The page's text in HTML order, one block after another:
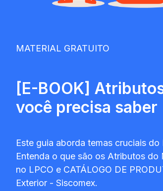
MATERIAL GRATUITO
[E-BOOK]
você precisa saber
Este guia aborda temas cruciais
Entenda o que são os Atributos do
no LPCO e CATÁLOGO DE
Exterior - Siscomex.